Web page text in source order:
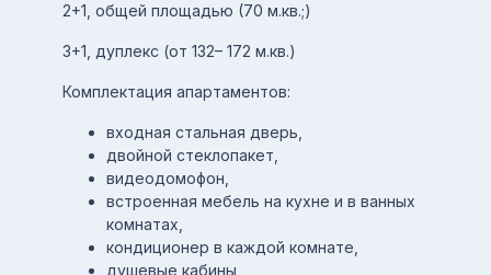
2+1, общей площадью (70 м.кв.;)
3+1, дуплекс (от 132– 172 м.кв.)
Комплектация апартаментов:
входная стальная дверь,
двойной стеклопакет,
видеодомофон,
встроенная мебель на кухне и в ванных
комнатах,
кондиционер в каждой комнате,
душевые кабины,